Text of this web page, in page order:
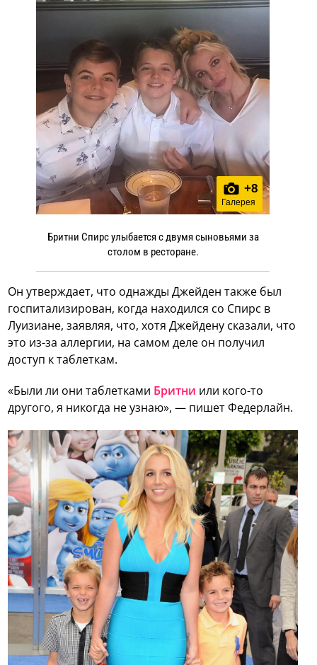
+8
Галерея
Бритни Спирс улыбается с двумя сыновьями за
столом в ресторане.
Он утверждает, что однажды Джейден также был
госпитализирован, когда находился со Спирс в
Луизиане, заявляя, что, хотя Джейдену сказали, что
это из-за аллергии, на самом деле он получил
доступ к таблеткам.
«Были ли они таблетками Бритни или кого-то
другого, я никогда не узнаю», — пишет Федерлайн.